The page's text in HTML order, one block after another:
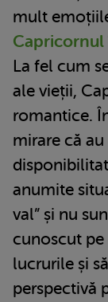
mult
La fel cum
ale vieții,
romantice.
mirare că
anumite
val” și nu
cunoscut pe
lucrurile și
perspectivă